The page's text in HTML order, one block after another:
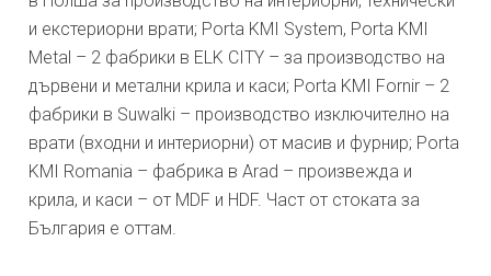
и екстериорни врати; Porta KMI System, Porta KMI
Metal – 2 фабрики в ELK CITY – за производство на
дървени и метални крила и каси; Porta KMI Fornir – 2
фабрики в Suwalki – производство изключително на
врати (входни и интериорни) от масив и фурнир; Porta
KMI Romania – фабрика в Arad – произвежда и
крила, и каси – от MDF и HDF. Част от стоката за
България е оттам.